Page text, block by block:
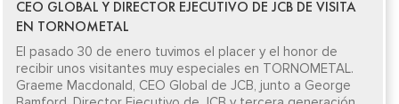
CEO GLOBAL Y DIRECTOR EJECUTIVO DE JCB DE VISITA
EN TORNOMETAL
El pasado 30 de enero tuvimos el placer y el honor de
recibir unos visitantes muy especiales en TORNOMETAL.
Graeme Macdonald, CEO Global de JCB, junto a George